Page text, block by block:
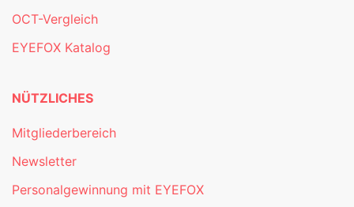
OCT-Vergleich
EYEFOX Katalog
NÜTZLICHES
Mitgliederbereich
Newsletter
Personalgewinnung mit EYEFOX